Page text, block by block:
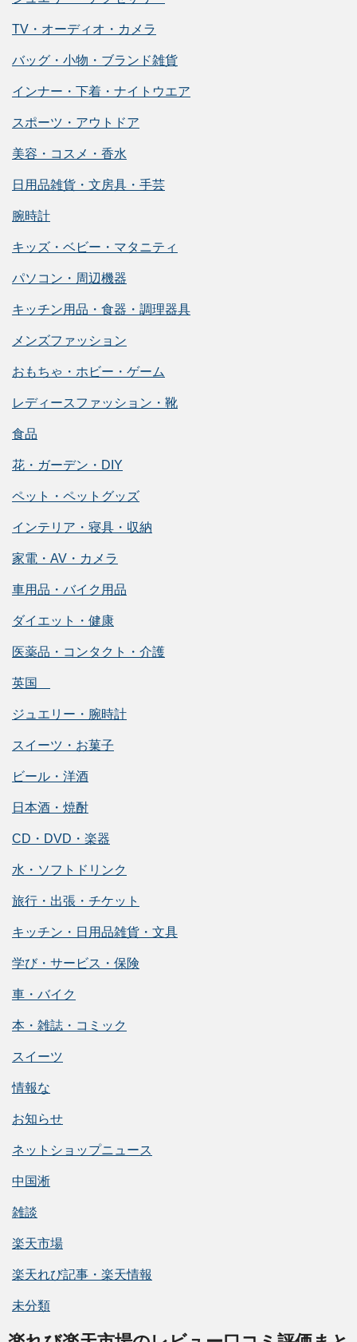
TV・オーディオ・カメラ
バッグ・小物・ブランド雑貨
インナー・下着・ナイトウエア
スポーツ・アウトドア
美容・コスメ・香水
日用品雑貨・文房具・手芸
腕時計
キッズ・ベビー・マタニティ
パソコン・周辺機器
キッチン用品・食器・調理器具
メンズファッション
おもちゃ・ホビー・ゲーム
レディースファッション・靴
食品
花・ガーデン・DIY
ペット・ペットグッズ
インテリア・寝具・収納
家電・AV・カメラ
車用品・バイク用品
ダイエット・健康
医薬品・コンタクト・介護
英国
ジュエリー・腕時計
スイーツ・お菓子
ビール・洋酒
日本酒・焼酎
CD・DVD・楽器
水・ソフトドリンク
旅行・出張・チケット
キッチン・日用品雑貨・文具
学び・サービス・保険
車・バイク
本・雑誌・コミック
スイーツ
情報な
お知らせ
ネットショップニュース
中国淅
雑談
楽天市場
楽天れび記事・楽天情報
未分類